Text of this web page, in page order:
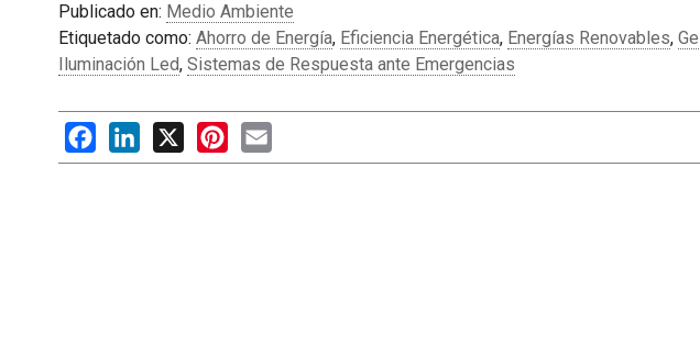
Publicado en: Medio Ambiente
Etiquetado como: Ahorro de Energía, Eficiencia Energética, Energías Renovables,
Iluminación Led, Sistemas de Respuesta ante Emergencias
FacebookLinkedIn
X PinterestEmail